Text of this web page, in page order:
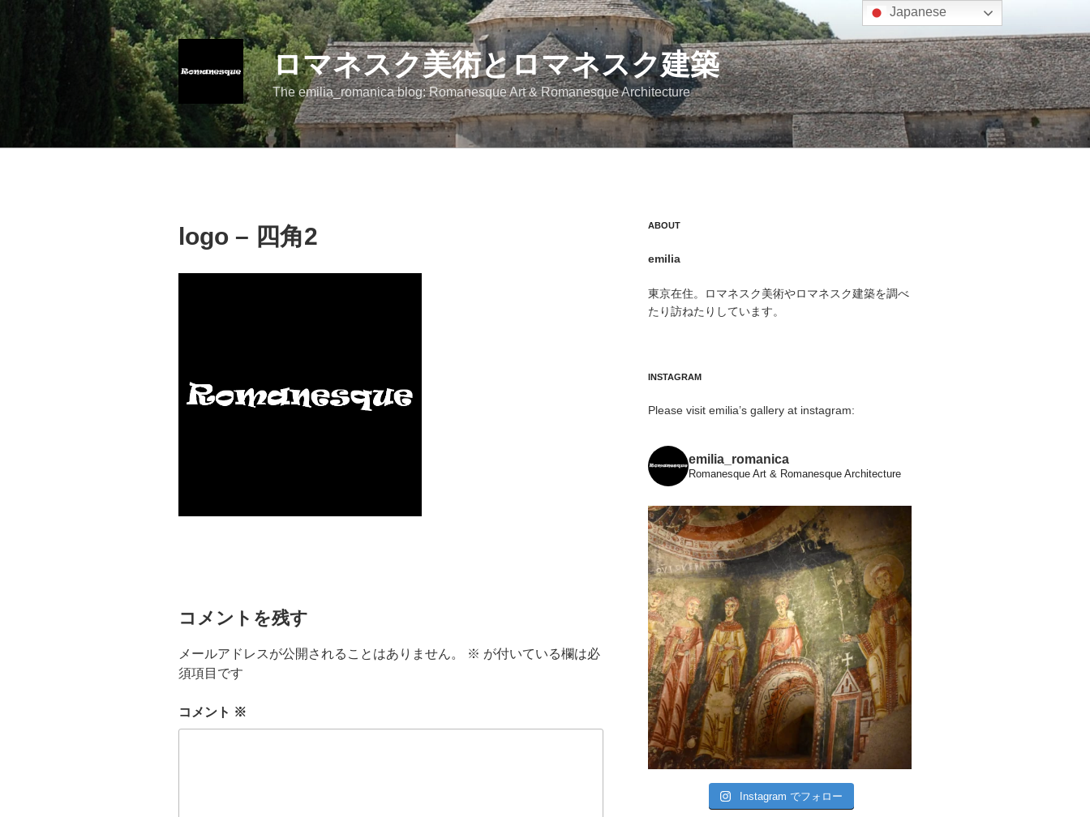
キ
ロマネスク美術とロマネスク建築
The emilia_romanica blog: Romanesque Art & Romanesque Architecture
logo – 四角2
コメントを残す
メールアドレスが公開されることはありません。 ※ が付いている欄は必
須項目です
コメント ※
ABOUT
emilia
東京在住。ロマネスク美術やロマネスク建築を調べ
たり訪ねたりしています。
INSTAGRAM
Please visit emilia’s gallery at instagram:
emilia_romanica
Romanesque Art & Romanesque Architecture
Instagram でフォロー
Japanese